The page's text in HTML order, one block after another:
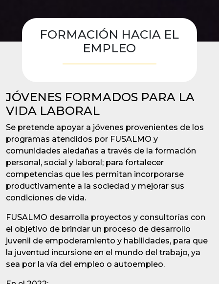
FORMACIÓN HACIA EL
EMPLEO
JÓVENES FORMADOS PARA LA
VIDA LABORAL
Se pretende apoyar a jóvenes provenientes de los
programas atendidos por FUSALMO y
comunidades aledañas a través de la formación
personal, social y laboral; para fortalecer
competencias que les permitan incorporarse
productivamente a la sociedad y mejorar sus
condiciones de vida.
FUSALMO desarrolla proyectos y consultorías con
el objetivo de brindar un proceso de desarrollo
juvenil de empoderamiento y habilidades, para que
la juventud incursione en el mundo del trabajo, ya
sea por la vía del empleo o autoempleo.